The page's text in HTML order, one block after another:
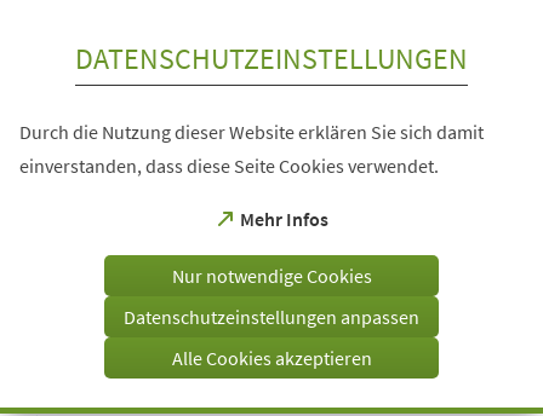
DATENSCHUTZEINSTELLUNGEN
Durch die Nutzung dieser Website erklären Sie sich damit
einverstanden, dass diese Seite Cookies verwendet.
Mehr Infos
(Öffnet
einem
Tab)
Nur notwendige Cookies
Datenschutzeinstellungen anpassen
Alle Cookies akzeptieren